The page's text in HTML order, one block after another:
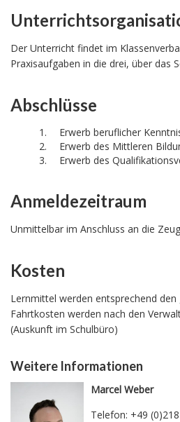
Der Unterricht findet im
Praxisaufgaben in die drei, über das
Abschlüsse
Erwerb beruflicher
Erwerb des Mittleren
Erwerb des
Anmeldezeitraum
Unmittelbar im Anschluss an die
Kosten
Lernmittel werden entsprechend
Fahrtkosten werden nach den
(Auskunft im Schulbüro)
Weitere Informationen
Marcel Weber
Telefon: +49